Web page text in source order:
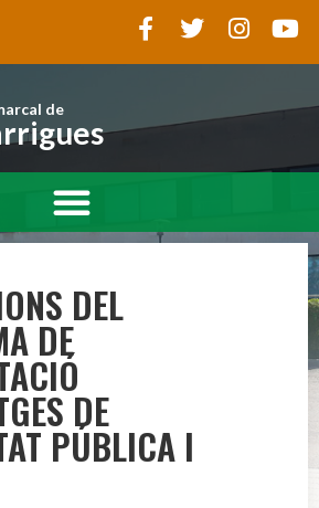
de
DEL
DE
DE
PÚBLICA I